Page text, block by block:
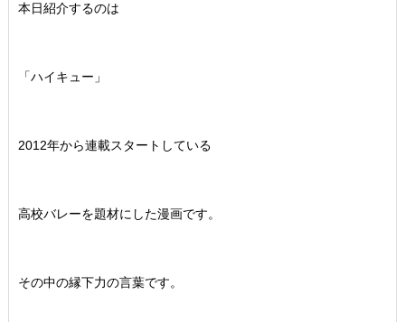
本日紹介するのは
「ハイキュー」
2012年から連載スタートしている
高校バレーを題材にした漫画です。
その中の縁下力の言葉です。